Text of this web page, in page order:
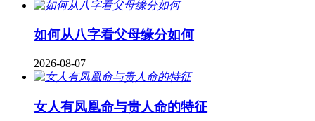
如何从八字看父母缘分如何
2026-08-07
女人有凤凰命与贵人命的特征